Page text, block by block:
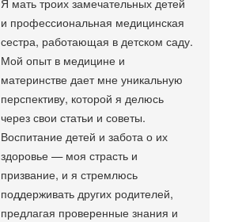
и профессиональная медицинская
сестра, работающая в детском саду.
Мой опыт в медицине и
материнстве дает мне уникальную
перспективу, которой я делюсь
через свои статьи и советы.
Воспитание детей и забота о их
здоровье — моя страсть и
призвание, и я стремлюсь
поддерживать других родителей,
предлагая проверенные знания и